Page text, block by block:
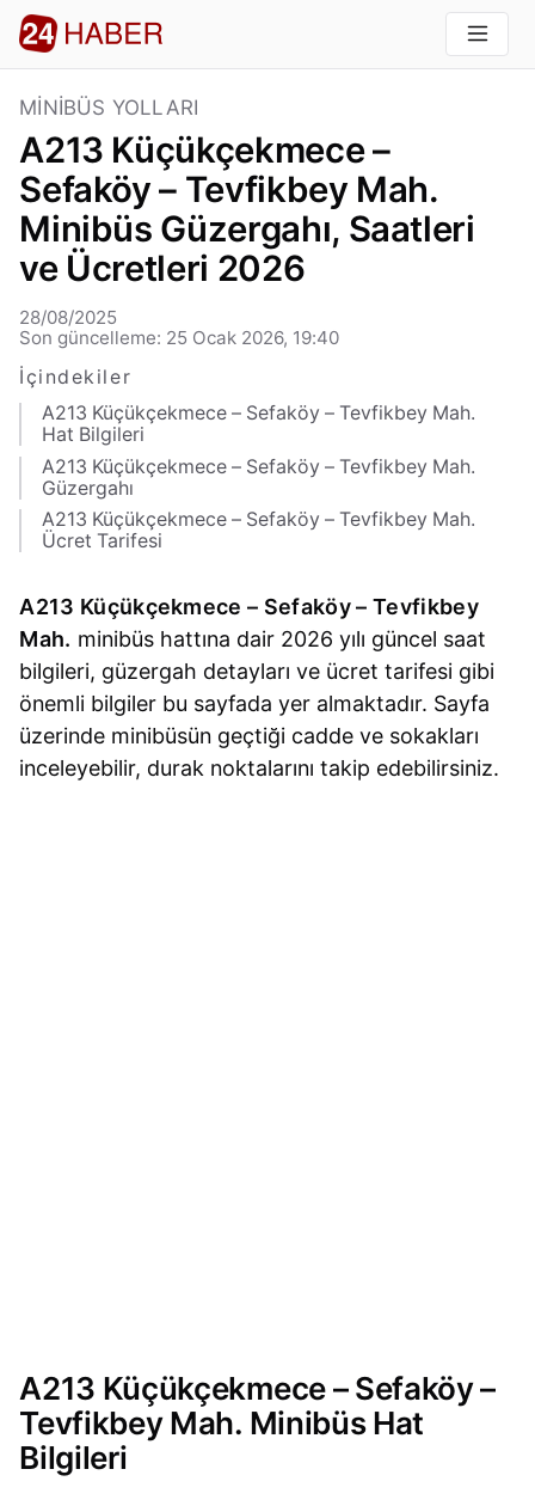
MINIBÜS YOLLARI
A213 Küçükçekmece –
Sefaköy – Tevfikbey Mah.
Minibüs Güzergahı, Saatleri
ve Ücretleri 2026
28/08/2025
Son güncelleme: 25 Ocak 2026, 19:40
İçindekiler
A213 Küçükçekmece – Sefaköy – Tevfikbey Mah.
Hat Bilgileri
A213 Küçükçekmece – Sefaköy – Tevfikbey Mah.
Güzergahı
A213 Küçükçekmece – Sefaköy – Tevfikbey Mah.
Ücret Tarifesi
A213 Küçükçekmece – Sefaköy – Tevfikbey
Mah. minibüs hattına dair 2026 yılı güncel saat
bilgileri, güzergah detayları ve ücret tarifesi gibi
önemli bilgiler bu sayfada yer almaktadır. Sayfa
üzerinde minibüsün geçtiği cadde ve sokakları
inceleyebilir, durak noktalarını takip edebilirsiniz.
A213 Küçükçekmece – Sefaköy –
Tevfikbey Mah. Minibüs Hat
Bilgileri